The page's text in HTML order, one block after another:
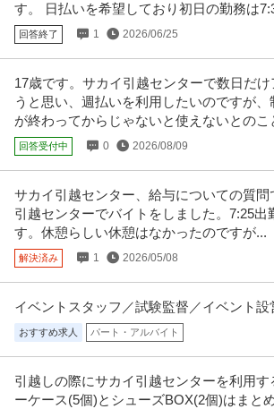
す。 日払いを希望しており初日の勤務は
回答終了 1 2026/06/25
17歳です。サカイ引越センターで数日だけ
うと思い、週払いを利用したいのですが、
が終わってからじゃないと使えないとのこ
回答受付中 0 2026/08/09
サカイ引越センター、給与についての質問
引越センターでバイトをしました。7:25出
す。休憩らしい休憩はなかったのですが...
解決済み 1 2026/05/08
イベントスタッフ／試験監督／イベント設
おすすめ求人 パート・アルバイト
引越しの際にサカイ引越センターを利用
ーケース(5個)とシューズBOX(2個)はまと